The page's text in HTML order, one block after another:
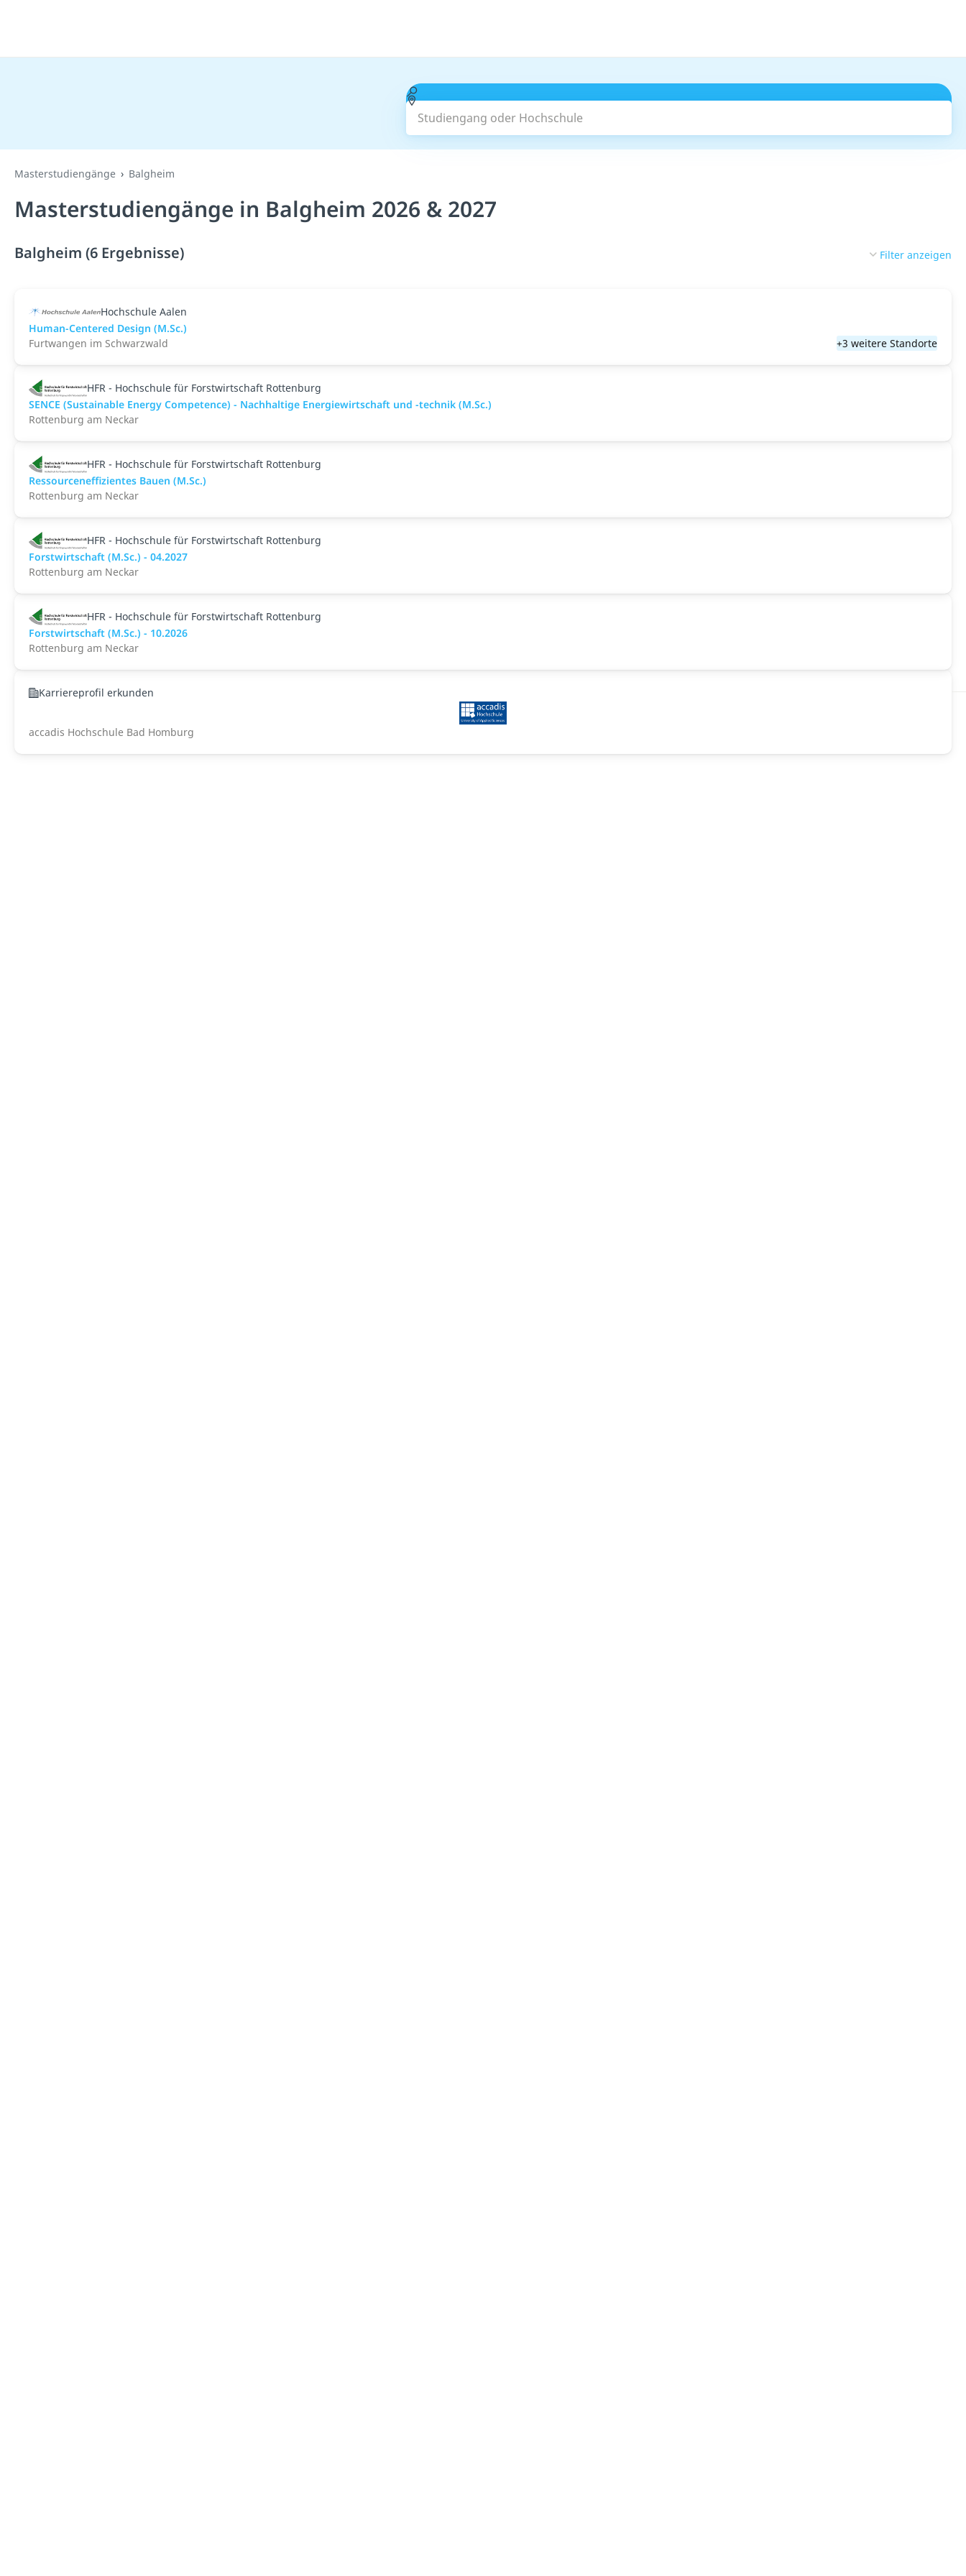
Studiengang oder Hochschule
Masterstudiengänge Balgheim
Masterstudiengänge in Balgheim 2026 & 2027
Balgheim (6 Ergebnisse) Filter anzeigen
Hochschule Aalen
Human-Centered Design (M.Sc.)
Furtwangen im Schwarzwald
+3 weitere Standorte
HFR - Hochschule für Forstwirtschaft Rottenburg
SENCE (Sustainable Energy Competence) - Nachhaltige Energiewirtschaft und -technik (M.Sc.)
Rottenburg am Neckar
HFR - Hochschule für Forstwirtschaft Rottenburg
Ressourceneffizientes Bauen (M.Sc.)
Rottenburg am Neckar
HFR - Hochschule für Forstwirtschaft Rottenburg
Forstwirtschaft (M.Sc.) - 04.2027
Rottenburg am Neckar
HFR - Hochschule für Forstwirtschaft Rottenburg
Forstwirtschaft (M.Sc.) - 10.2026
Rottenburg am Neckar
Karriereprofil erkunden
accadis Hochschule Bad Homburg